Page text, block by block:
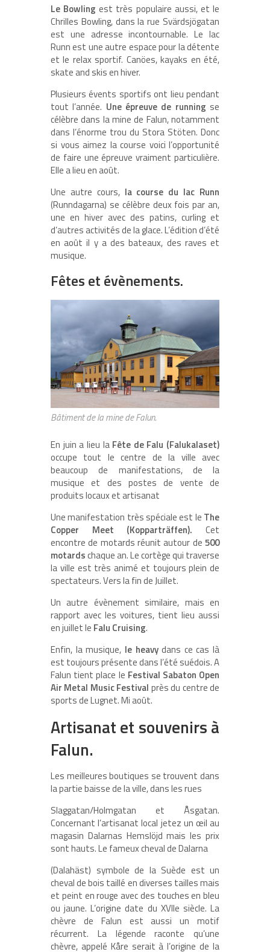
Le Bowling est très populaire aussi, et le
Chrilles Bowling, dans la rue Svärdsjögatan
est une adresse incontournable. Le lac
Runn est une autre espace pour la détente
et le relax sportif. Canöes, kayaks en été,
skate and skis en hiver.
Plusieurs évents sportifs ont lieu pendant
tout l’année. Une épreuve de running se
célèbre dans la mine de Falun, notamment
dans l’énorme trou du Stora Stöten. Donc
si vous aimez la course voici l’opportunité
de faire une épreuve vraiment particulière.
Elle a lieu en août.
Une autre cours, la course du lac Runn
(Runndagarna) se célèbre deux fois par an,
une en hiver avec des patins, curling et
d’autres activités de la glace. L’édition d’été
en août il y a des bateaux, des raves et
musique.
Fêtes et évènements.
Bâtiment de la mine de Falun.
En juin a lieu la Fête de Falu (Falukalaset)
occupe tout le centre de la ville avec
beaucoup de manifestations, de la
musique et des postes de vente de
produits locaux et artisanat
Une manifestation très spéciale est le The
Copper Meet (Kopparträffen). Cet
encontre de motards réunit autour de 500
motardschaque an. Le cortège qui traverse
la ville est très animé et toujours plein de
spectateurs. Vers la fin de Juillet.
Un autre évènement similaire, mais en
rapport avec les voitures, tient lieu aussi
en juillet le Falu Cruising.
Enfin, la musique, le heavydans ce cas là
est toujours présente dans l’été suédois. A
Falun tient place le Festival Sabaton Open
Air Metal Music Festival près du centre de
sports de Lugnet. Mi août.
Artisanat et souvenirs à
Falun.
Les meilleures boutiques se trouvent dans
la partie baisse de la ville, dans les rues
Slaggatan/Holmgatan et Åsgatan.
Concernant l’artisanat local jetez un œil au
magasin Dalarnas Hemslöjd mais les prix
sont hauts. Le fameux cheval de Dalarna
(Dalahäst) symbole de la Suède est un
cheval de bois taillé en diverses tailles mais
et peint en rouge avec des touches en bleu
ou jaune. L’origine date du XVIIe siècle. La
chèvre de Falun est aussi un motif
récurrent. La légende raconte qu’une
chèvre, appelé Kåre serait à l’origine de la